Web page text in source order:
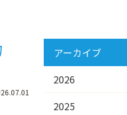
アーカイブ
2026
2025